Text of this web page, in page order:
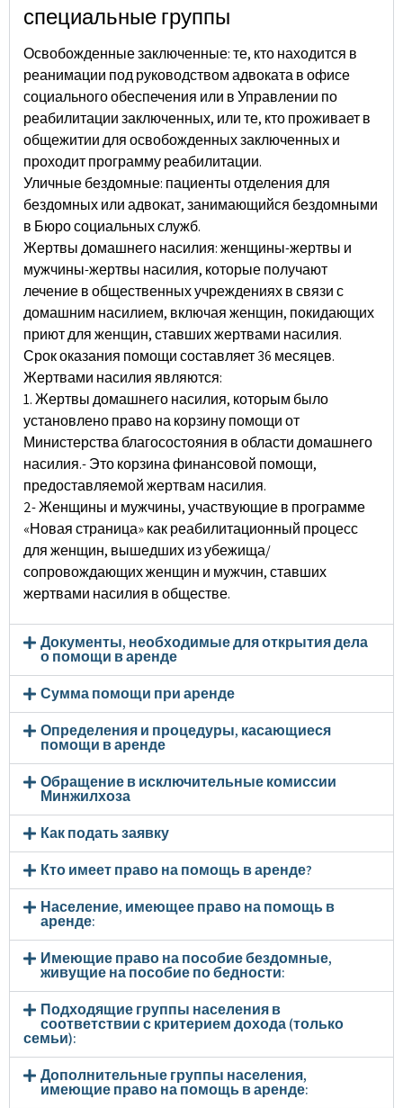
специальные группы
Освобожденные заключенные: те, кто находится в
реанимации под руководством адвоката в офисе
социального обеспечения или в Управлении по
реабилитации заключенных, или те, кто проживает в
общежитии для освобожденных заключенных и
проходит программу реабилитации.
Уличные бездомные: пациенты отделения для
бездомных или адвокат, занимающийся бездомными
в Бюро социальных служб.
Жертвы домашнего насилия: женщины-жертвы и
мужчины-жертвы насилия, которые получают
лечение в общественных учреждениях в связи с
домашним насилием, включая женщин, покидающих
приют для женщин, ставших жертвами насилия.
Срок оказания помощи составляет 36 месяцев.
Жертвами насилия являются:
1. Жертвы домашнего насилия, которым было
установлено право на корзину помощи от
Министерства благосостояния в области домашнего
насилия.- Это корзина финансовой помощи,
предоставляемой жертвам насилия.
2- Женщины и мужчины, участвующие в программе
«Новая страница» как реабилитационный процесс
для женщин, вышедших из убежища/
сопровождающих женщин и мужчин, ставших
жертвами насилия в обществе.
Документы, необходимые для открытия дела
о помощи в аренде
Сумма помощи при аренде
Определения и процедуры, касающиеся
помощи в аренде
Обращение в исключительные комиссии
Минжилхоза
Как подать заявку
Кто имеет право на помощь в аренде?
Население, имеющее право на помощь в
аренде:
Имеющие право на пособие бездомные,
живущие на пособие по бедности:
Подходящие группы населения в
соответствии с критерием дохода (только
семьи):
Дополнительные группы населения,
имеющие право на помощь в аренде: